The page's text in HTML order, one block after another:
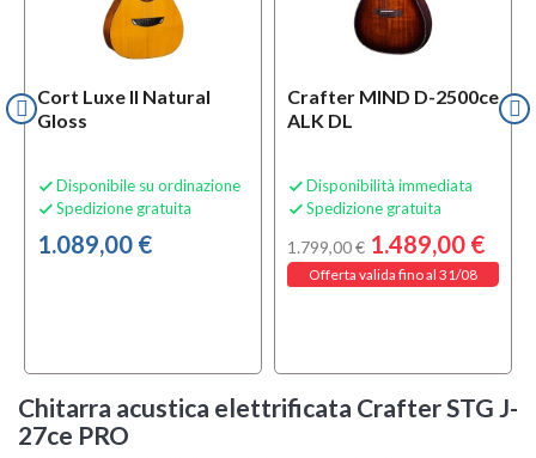
Cort Luxe II Natural
Gloss
 Disponibile su ordinazione
 Spedizione gratuita
1.089,00 €
Crafter MIND D-2500ce
ALK DL
 Disponibilità immediata
 Spedizione gratuita
1.799,00 € 1.489,00 €
Offerta valida fino al 31/08
Chitarra acustica elettrificata Crafter STG J-
27ce PRO